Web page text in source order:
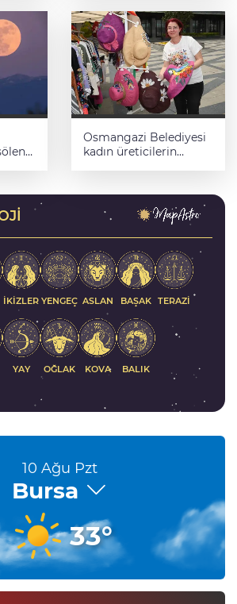
Osmangazi Belediyesi
kadın üreticilerin
İKIZLER YENGEÇ ASLAN BAŞAK TERAZI
YAY OĞLAK KOVA BALIK
10 Ağu Pzt
Bursa
33°